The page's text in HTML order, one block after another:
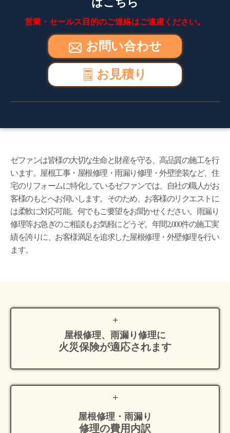
営業・セールス目的のご連絡はご遠慮ください。
お問い合わせ
お見積り
ゼファンは皆様の大切な生命と財産を守る、高品質の施工を行
います。屋根工事・屋根修理・雨漏り修理・外壁塗装など、住
宅のリフォームに特化しているゼファンでは、自社の職人がお
客様のもとへお伺いします。そのため、お客様のリクエストに
は柔軟に対応可能。何でもご要望をお聞かせください。雨漏り
修理等お急ぎのご相談もお気軽にどうぞ。年間2,000件の施工実
績を誇りに、お客様満足を追求した屋根修理・外壁修理を行い
ます。
屋根修理、雨漏り修理に
火災保険が適応されます
屋根修理・雨漏り
修理の費用内訳